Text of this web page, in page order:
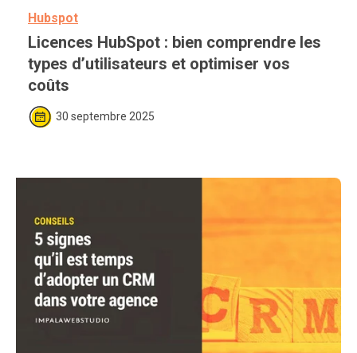
Hubspot
Licences HubSpot : bien comprendre les
types d’utilisateurs et optimiser vos
coûts
30 septembre 2025